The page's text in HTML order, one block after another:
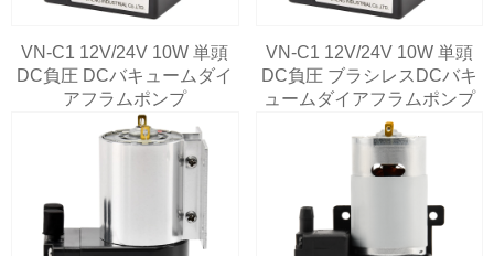
VN-C1 12V/24V 10W 単頭
DC負圧 DCバキュームダイ
アフラムポンプ
VN-C1 12V/24V 10W 単頭
DC負圧 ブラシレスDCバキ
ュームダイアフラムポンプ